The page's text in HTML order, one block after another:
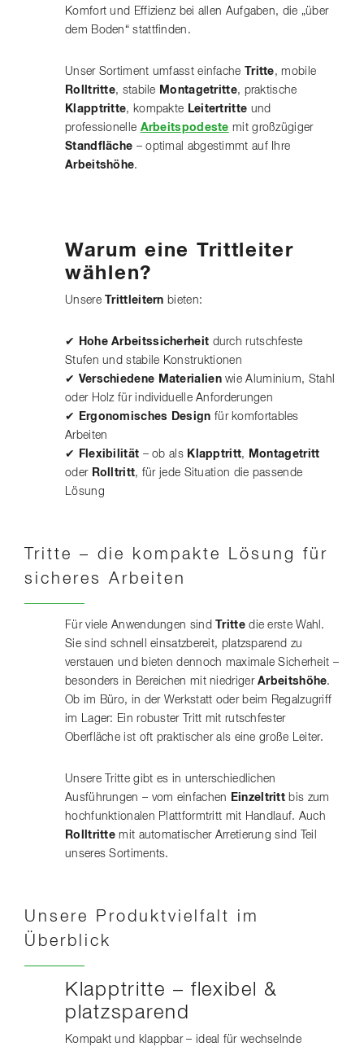
Komfort und Effizienz bei allen Aufgaben, die „über
dem Boden“ stattfinden.
Unser Sortiment umfasst einfache Tritte, mobile
Rolltritte, stabile Montagetritte, praktische
Klapptritte, kompakte Leitertritte und
professionelle Arbeitspodeste mit großzügiger
Standfläche – optimal abgestimmt auf Ihre
Arbeitshöhe.
Warum eine Trittleiter
wählen?
Unsere Trittleitern bieten:
✔ Hohe Arbeitssicherheit durch rutschfeste
Stufen und stabile Konstruktionen
✔ Verschiedene Materialienwie Aluminium, Stahl
oder Holz für individuelle Anforderungen
✔
Ergonomisches Design für komfortables
Arbeiten
✔
Flexibilität – ob als Klapptritt,
Montagetritt
oder Rolltritt, für jede Situation die passende
Lösung
Tritte – die kompakte Lösung für
sicheres Arbeiten
Für viele Anwendungen sind Trittedie erste Wahl.
Sie sind schnell einsatzbereit, platzsparend zu
verstauen und bieten dennoch maximale Sicherheit –
besonders in Bereichen mit niedrigerArbeitshöhe.
Ob im Büro, in der Werkstatt oder beim Regalzugriff
im Lager: Ein robuster Tritt mit rutschfester
Oberfläche ist oft praktischer als eine große Leiter.
Unsere Tritte gibt es in unterschiedlichen
Ausführungen – vom einfachen
Einzeltritt bis zum
hochfunktionalen Plattformtritt mit Handlauf. Auch
Rolltritte mit automatischer Arretierung sind Teil
unseres Sortiments.
Unsere Produktvielfalt im
Überblick
Klapptritte – flexibel &
platzsparend
Kompakt und klappbar – ideal für wechselnde